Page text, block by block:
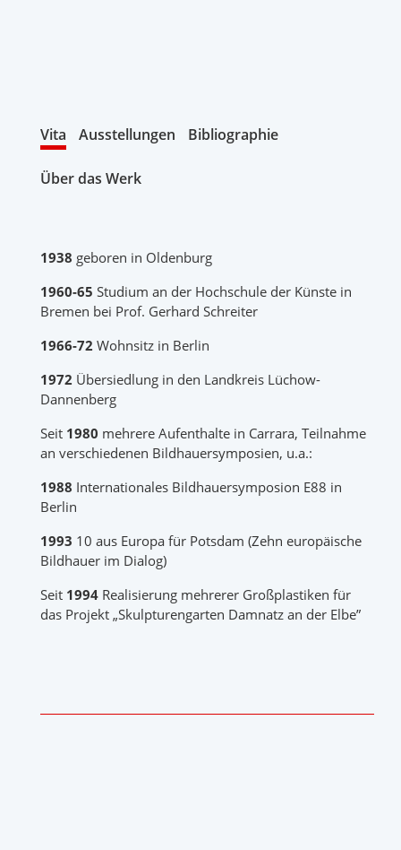
Vita Ausstellungen Bibliographie
Über das Werk
1938 geboren in Oldenburg
1960-65 Studium an der Hochschule der Künste in
Bremen bei Prof. Gerhard Schreiter
1966-72 Wohnsitz in Berlin
1972 Übersiedlung in den Landkreis Lüchow-
Dannenberg
Seit 1980 mehrere Aufenthalte in Carrara, Teilnahme
an verschiedenen Bildhauersymposien, u.a.:
1988 Internationales Bildhauersymposion E88 in
Berlin
1993 10 aus Europa für Potsdam (Zehn europäische
Bildhauer im Dialog)
Seit 1994 Realisierung mehrerer Großplastiken für
das Projekt „Skulpturengarten Damnatz an der Elbe”